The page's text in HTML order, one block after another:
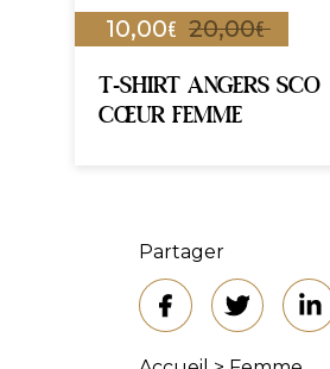
10,00€ 20,00€
T-SHIRT ANGERS SCO
CŒUR FEMME
Partager